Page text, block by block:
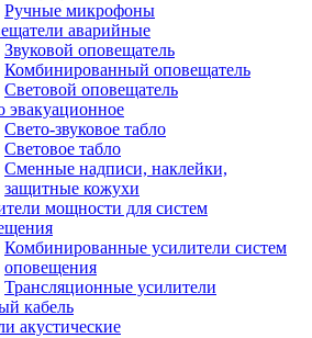
Ручные микрофоны
аварийные
Звуковой оповещатель
Комбинированный оповещатель
Световой оповещатель
эвакуационное
Свето-звуковое табло
Световое табло
Сменные надписи, наклейки,
защитные кожухи
мощности для систем
Комбинированные усилители систем
оповещения
Трансляционные усилители
кабель
акустические